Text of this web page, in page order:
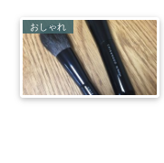
おしゃれ